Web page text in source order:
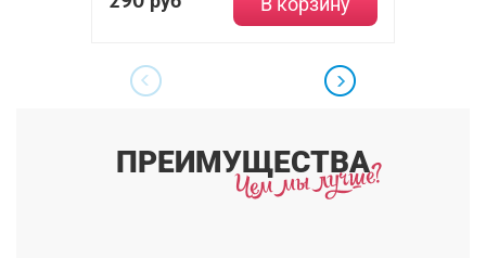
ПРЕИМУЩЕСТВА